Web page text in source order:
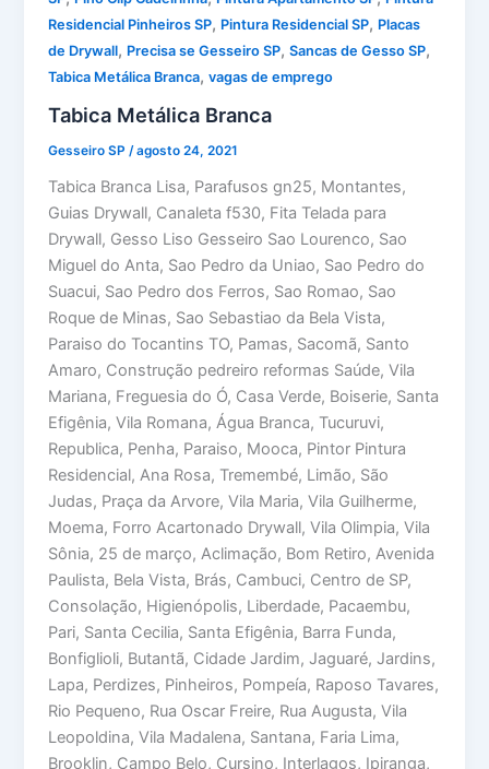
Residencial Pinheiros SP, Pintura Residencial SP, Placas
de Drywall, Precisa se Gesseiro SP,Sancas de Gesso SP,
Tabica Metálica Branca,vagas de emprego
Tabica Metálica Branca
Gesseiro SP /agosto 24, 2021
Tabica Branca Lisa, Parafusos gn25, Montantes,
Guias Drywall, Canaleta f530, Fita Telada para
Drywall, Gesso Liso Gesseiro Sao Lourenco, Sao
Miguel do Anta, Sao Pedro da Uniao, Sao Pedro do
Suacui, Sao Pedro dos Ferros, Sao Romao, Sao
Roque de Minas, Sao Sebastiao da Bela Vista,
Paraiso do Tocantins TO, Pamas, Sacomã, Santo
Amaro, Construção pedreiro reformas Saúde, Vila
Mariana, Freguesia do Ó, Casa Verde, Boiserie, Santa
Efigênia, Vila Romana, Água Branca, Tucuruvi,
Republica, Penha, Paraiso, Mooca, Pintor Pintura
Residencial, Ana Rosa, Tremembé, Limão, São
Judas, Praça da Arvore, Vila Maria, Vila Guilherme,
Moema, Forro Acartonado Drywall, Vila Olimpia, Vila
Sônia, 25 de março, Aclimação, Bom Retiro, Avenida
Paulista, Bela Vista, Brás, Cambuci, Centro de SP,
Consolação, Higienópolis, Liberdade, Pacaembu,
Pari, Santa Cecilia, Santa Efigênia, Barra Funda,
Bonfiglioli, Butantã, Cidade Jardim, Jaguaré, Jardins,
Lapa, Perdizes, Pinheiros, Pompeía, Raposo Tavares,
Rio Pequeno, Rua Oscar Freire, Rua Augusta, Vila
Leopoldina, Vila Madalena, Santana, Faria Lima,
Brooklin, Campo Belo, Cursino, Interlagos, Ipiranga,